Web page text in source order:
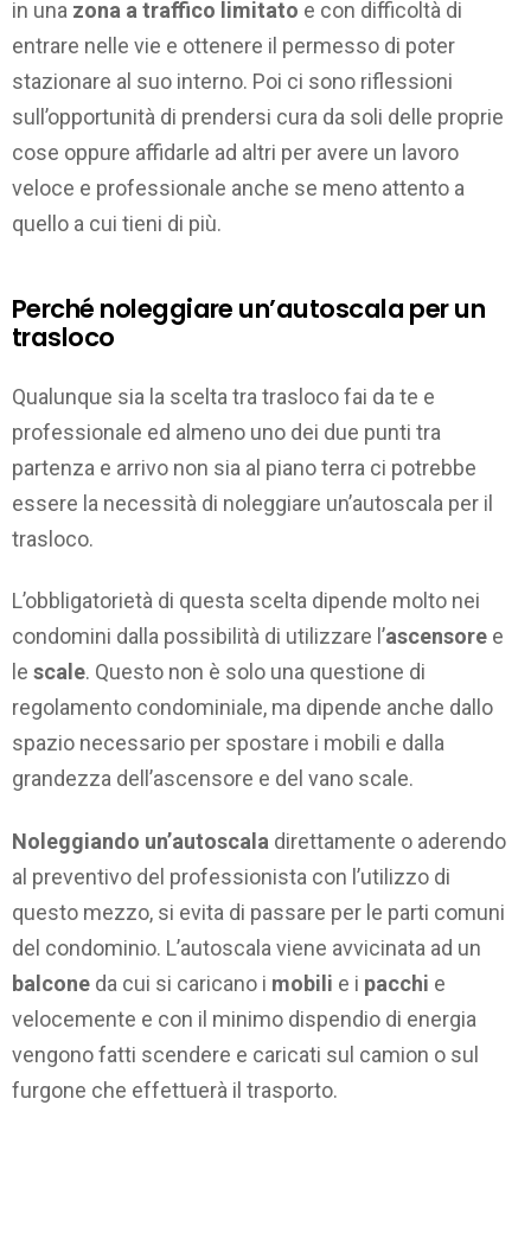
in una zona a traffico limitato e con difficoltà di
entrare nelle vie e ottenere il permesso di poter
stazionare al suo interno. Poi ci sono riflessioni
sull’opportunità di prendersi cura da soli delle proprie
cose oppure affidarle ad altri per avere un lavoro
veloce e professionale anche se meno attento a
quello a cui tieni di più.
Perché noleggiare un’autoscala per un
trasloco
Qualunque sia la scelta tra trasloco fai da te e
professionale ed almeno uno dei due punti tra
partenza e arrivo non sia al piano terra ci potrebbe
essere la necessità di noleggiare un’autoscala per il
trasloco.
L’obbligatorietà di questa scelta dipende molto nei
condomini dalla possibilità di utilizzare l’ascensore e
le scale. Questo non è solo una questione di
regolamento condominiale, ma dipende anche dallo
spazio necessario per spostare i mobili e dalla
grandezza dell’ascensore e del vano scale.
Noleggiando un’autoscala direttamente o aderendo
al preventivo del professionista con l’utilizzo di
questo mezzo, si evita di passare per le parti comuni
del condominio. L’autoscala viene avvicinata ad un
balcone da cui si caricano i mobili e i pacchi e
velocemente e con il minimo dispendio di energia
vengono fatti scendere e caricati sul camion o sul
furgone che effettuerà il trasporto.